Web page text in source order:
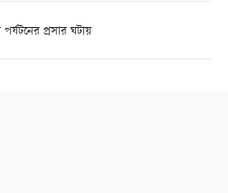
প্রসার ঘটায়